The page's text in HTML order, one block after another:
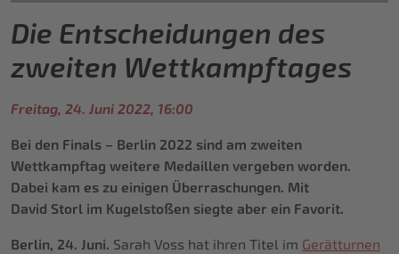
Die Entscheidungen des
zweiten Wettkampftages
Freitag, 24. Juni 2022, 16:00
Bei den Finals – Berlin 2022 sind am zweiten
Wettkampftag weitere Medaillen vergeben worden.
Dabei kam es zu einigen Überraschungen. Mit
David Storl im Kugelstoßen siegte aber ein Favorit.
Berlin, 24. Juni. Sarah Voss hat ihren Titel im Gerätturnen